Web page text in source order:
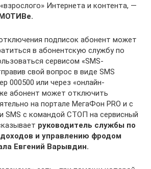
Интернета и контента, —
подписок абонент может
в абонентскую службу по
сервисом «SMS-
свой вопрос в виде SMS
000500 или через «онлайн-
абонент может отключить
на портале МегаФон PRO и с
SMS с командой СТОП на сервисный
руководитель службы по
и управлению фродом
Евгений Варывдин.